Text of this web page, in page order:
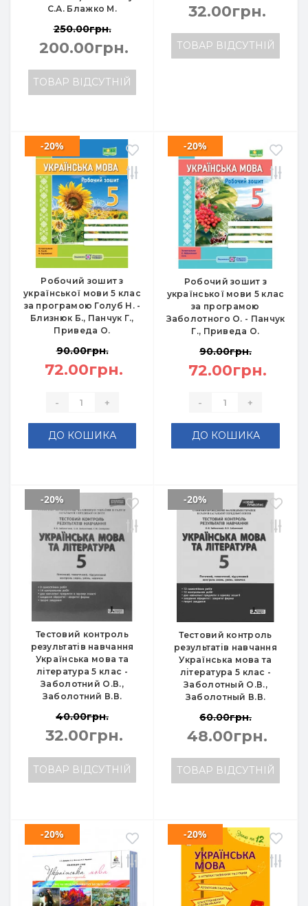
С.А. Блажко М.
250.00грн.
200.00грн.
ТОВАР ВІДСУТНІЙ
32.00грн.
ТОВАР ВІДСУТНІЙ
Робочий зошит з
української мови 5 клас
за програмою Голуб Н. -
Близнюк Б., Панчук Г.,
Приведа О.
-20%
90.00грн.
72.00грн.
- +
ДО КОШИКА
Робочий зошит з
української мови 5 клас
за програмою
Заболотного О. - Панчук
Г., Приведа О.
-20%
90.00грн.
72.00грн.
- +
ДО КОШИКА
Тестовий контроль
результатів навчання
Українська мова та
література 5 клас -
Заболотний О.В.,
Заболотний В.В.
-20%
40.00грн.
32.00грн.
ТОВАР ВІДСУТНІЙ
Тестовий контроль
результатів навчання
Українська мова та
література 5 клас -
Заболотный О.В.,
Заболотный В.В.
-20%
60.00грн.
48.00грн.
ТОВАР ВІДСУТНІЙ
-20% -20%